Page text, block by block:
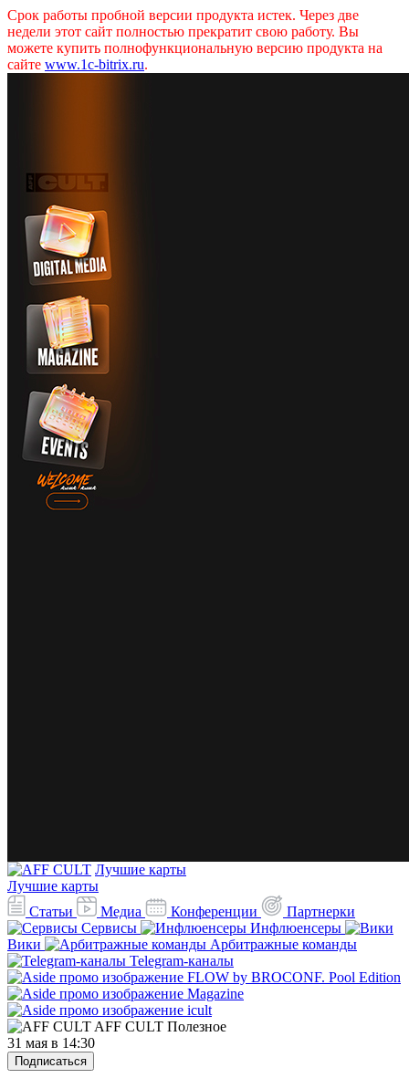
Срок работы пробной версии продукта истек. Через две
недели этот сайт полностью прекратит свою работу. Вы
можете купить полнофункциональную версию продукта на
сайте www.1c-bitrix.ru.
Лучшие карты
Лучшие карты
Статьи
Медиа Конференции
Партнерки
Сервисы
Инфлюенсеры
Вики
Арбитражные команды
Telegram-каналы
AFF CULT Полезное
31 мая в 14:30
Подписаться